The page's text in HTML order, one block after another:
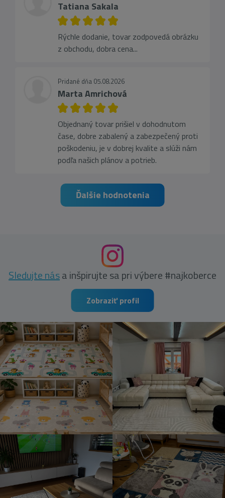
Tatiana Sakala
Rýchle dodanie, tovar zodpovedá obrázku
z obchodu, dobra cena...
Pridané dňa 05.08.2026
Marta Amrichová
Objednaný tovar prišiel v dohodnutom
čase, dobre zabalený a zabezpečený proti
poškodeniu, je v dobrej kvalite a slúži nám
podľa našich plánov a potrieb.
Ďalšie hodnotenia
Sledujte nása inšpirujte sa pri výbere #najkoberce
Zobraziť profil